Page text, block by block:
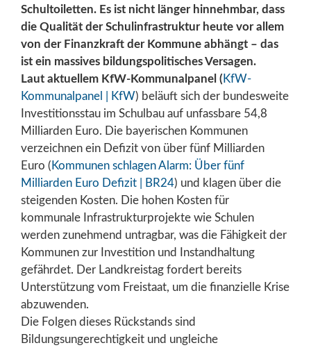
Schultoiletten. Es ist nicht länger hinnehmbar, dass
die Qualität der Schulinfrastruktur heute vor allem
von der Finanzkraft der Kommune abhängt – das
ist ein massives bildungspolitisches Versagen.
Laut aktuellem KfW-Kommunalpanel ( KfW-
Kommunalpanel | KfW) beläuft sich der bundesweite
Investitionsstau im Schulbau auf unfassbare 54,8
Milliarden Euro. Die bayerischen Kommunen
verzeichnen ein Defizit von über fünf Milliarden
Euro ( Kommunen schlagen Alarm: Über fünf
Milliarden Euro Defizit | BR24) und klagen über die
steigenden Kosten. Die hohen Kosten für
kommunale Infrastrukturprojekte wie Schulen
werden zunehmend untragbar, was die Fähigkeit der
Kommunen zur Investition und Instandhaltung
gefährdet. Der Landkreistag fordert bereits
Unterstützung vom Freistaat, um die finanzielle Krise
abzuwenden.
Die Folgen dieses Rückstands sind
Bildungsungerechtigkeit und ungleiche